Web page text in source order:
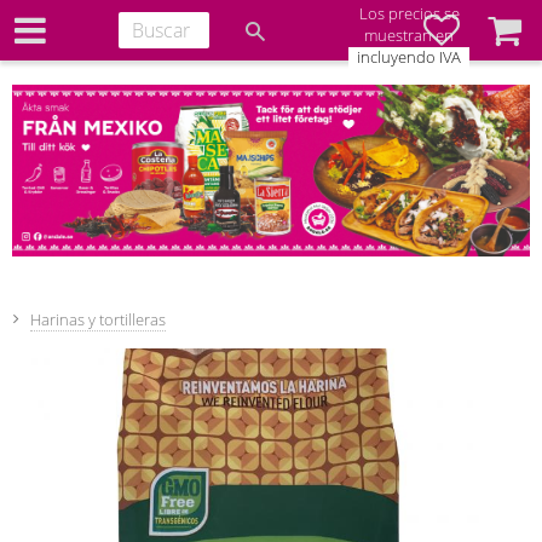
Los precios se
muestran en
incluyendo IVA
Favoritos
Cesta
Harinas y tortilleras